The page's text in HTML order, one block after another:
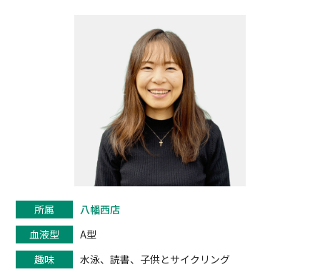
所属
八幡西店
血液型
A型
趣味
水泳、読書、子供とサイクリング